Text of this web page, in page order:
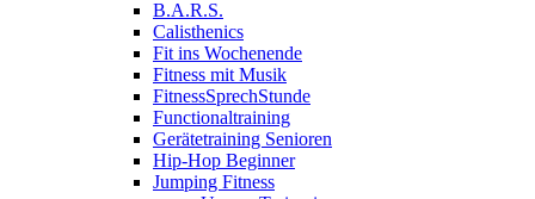
B.A.R.S.
Calisthenics
Fit ins Wochenende
Fitness mit Musik
FitnessSprechStunde
Functionaltraining
Gerätetraining Senioren
Hip-Hop Beginner
Jumping Fitness